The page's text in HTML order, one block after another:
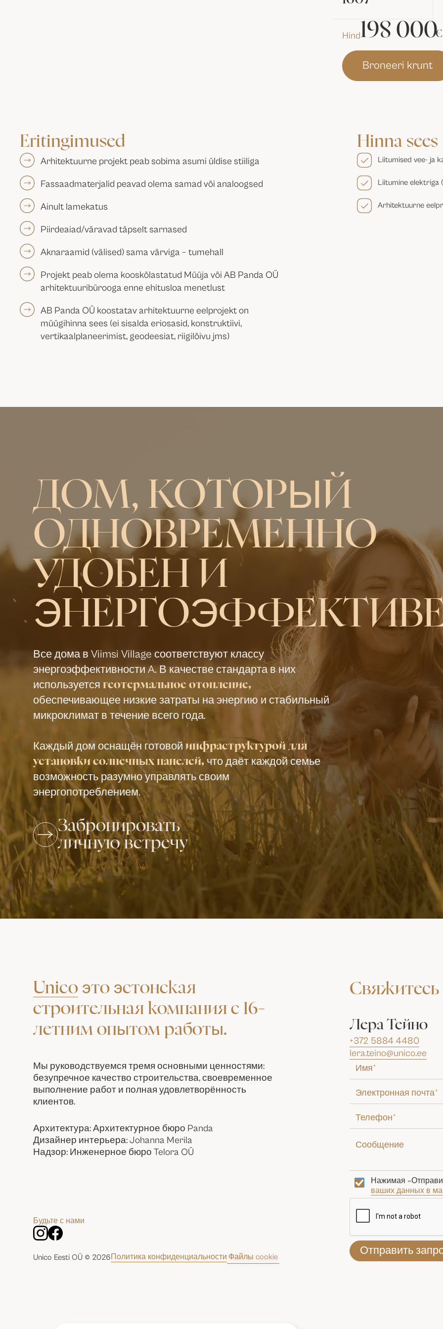
Hind198 000€
Broneeri krunt
Eritingimused
Arhitektuurne projekt peab sobima asumi üldise stiiliga
Fassaadmaterjalid peavad olema samad või analoogsed
Ainult lamekatus
Piirdeaiad/väravad täpselt sarnased
Aknaraamid (välised) sama värviga – tumehall
Projekt peab olema kooskõlastatud Müüja või AB Panda OÜ
arhitektuuribürooga enne ehitusloa menetlust
AB Panda OÜ koostatav arhitektuurne eelprojekt on
müügihinna sees (ei sisalda eriosasid, konstruktiivi,
vertikaalplaneerimist, geodeesiat, riigilõivu jms)
Hinna sees
Liitumised vee- ja
Liitumine elektriga
Arhitektuurne
ДОМ, КОТОРЫЙ
ОДНОВРЕМЕННО
УДОБЕН И
Все дома в Viimsi Village соответствуют классу
энергоэффективности A. В качестве стандарта в них
используетсягеотермальное отопление,
обеспечивающее низкие затраты на энергию и стабильный
микроклимат в течение всего года.
Каждый дом оснащён готовойинфраструктурой для
установки солнечных панелей, что даёт каждой семье
возможность разумно управлять своим
энергопотреблением.
Забронировать
личную встречу
Unico это эстонская
строительная компания с 16-
летним опытом работы.
Мы руководствуемся тремя основными ценностями:
безупречное качество строительства, своевременное
выполнение работ и полная удовлетворённость
клиентов.
Архитектура: Архитектурное бюро Panda
Дизайнер интерьера: Johanna Merila
Надзор: Инженерное бюро Telora OÜ
Будьте с нами
Unico Eesti OÜ © 2026Политика конфиденциальности Файлы cookie
Свяжитесь
Лера Тейно
+372 5884 4480
lera.teino@unico.ee
Нажимая
ваших данных в